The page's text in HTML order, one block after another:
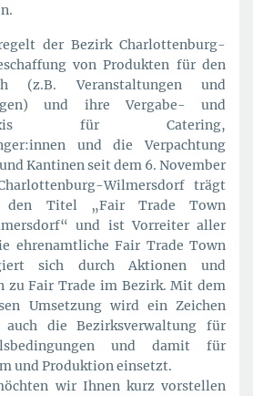
der Bezirk Charlottenburg-
von Produkten für den
(z.B. Veranstaltungen und
und ihre Vergabe- und
für Catering,
und die Verpachtung
Kantinen seit dem 6. November
Wilmersdorf trägt
den Titel „Fair Trade Town
und ist Vorreiter aller
ehrenamtliche Fair Trade Town
sich durch Aktionen und
zu Fair Trade im Bezirk. Mit dem
Umsetzung wird ein Zeichen
auch die Bezirksverwaltung für
und damit für
und Produktion einsetzt.
wir Ihnen kurz vorstellen